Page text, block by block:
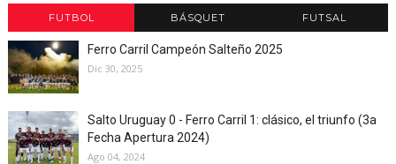
FUTBOL BÁSQUET FUTSAL
Ferro Carril Campeón Salteño 2025
Dic 30, 2025
Salto Uruguay 0 - Ferro Carril 1: clásico, el triunfo (3a
Fecha Apertura 2024)
Ago 04, 2024